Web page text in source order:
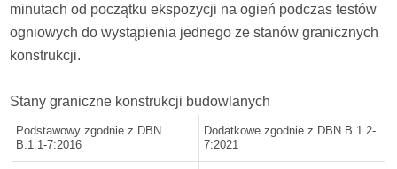
minutach od początku ekspozycji na ogień podczas testów
ogniowych do wystąpienia jednego ze stanów granicznych
konstrukcji.
Stany graniczne konstrukcji budowlanych
Podstawowy zgodnie z DBN
B.1.1-7:2016
Dodatkowe zgodnie z DBN B.1.2-
7:2021